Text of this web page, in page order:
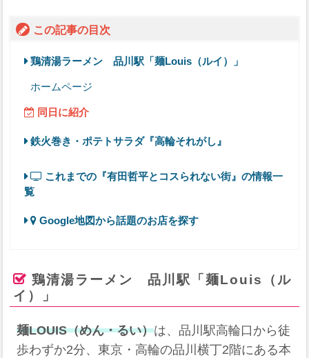
この記事の目次
鶏清湯ラーメン 品川駅「麺Louis（ルイ）」
ホームページ
同日に紹介
鉄火巻き・ポテトサラダ『高輪それがし』
これまでの『有田哲平とコスられない街』の情報一
覧
Google地図から話題のお店を探す
鶏清湯ラーメン 品川駅「麺Louis（ル
イ）」
麺LOUIS（めん・るい）は、品川駅高輪口から徒
歩わずか2分、東京・高輪の品川横丁2階にある本